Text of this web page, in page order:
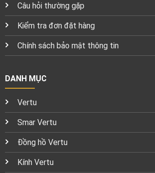
Câu hỏi thường gặp
Kiểm tra đơn đặt hàng
Chính sách bảo mật thông tin
DANH MỤC
Vertu
Smar Vertu
Đồng hồ Vertu
Kính Vertu